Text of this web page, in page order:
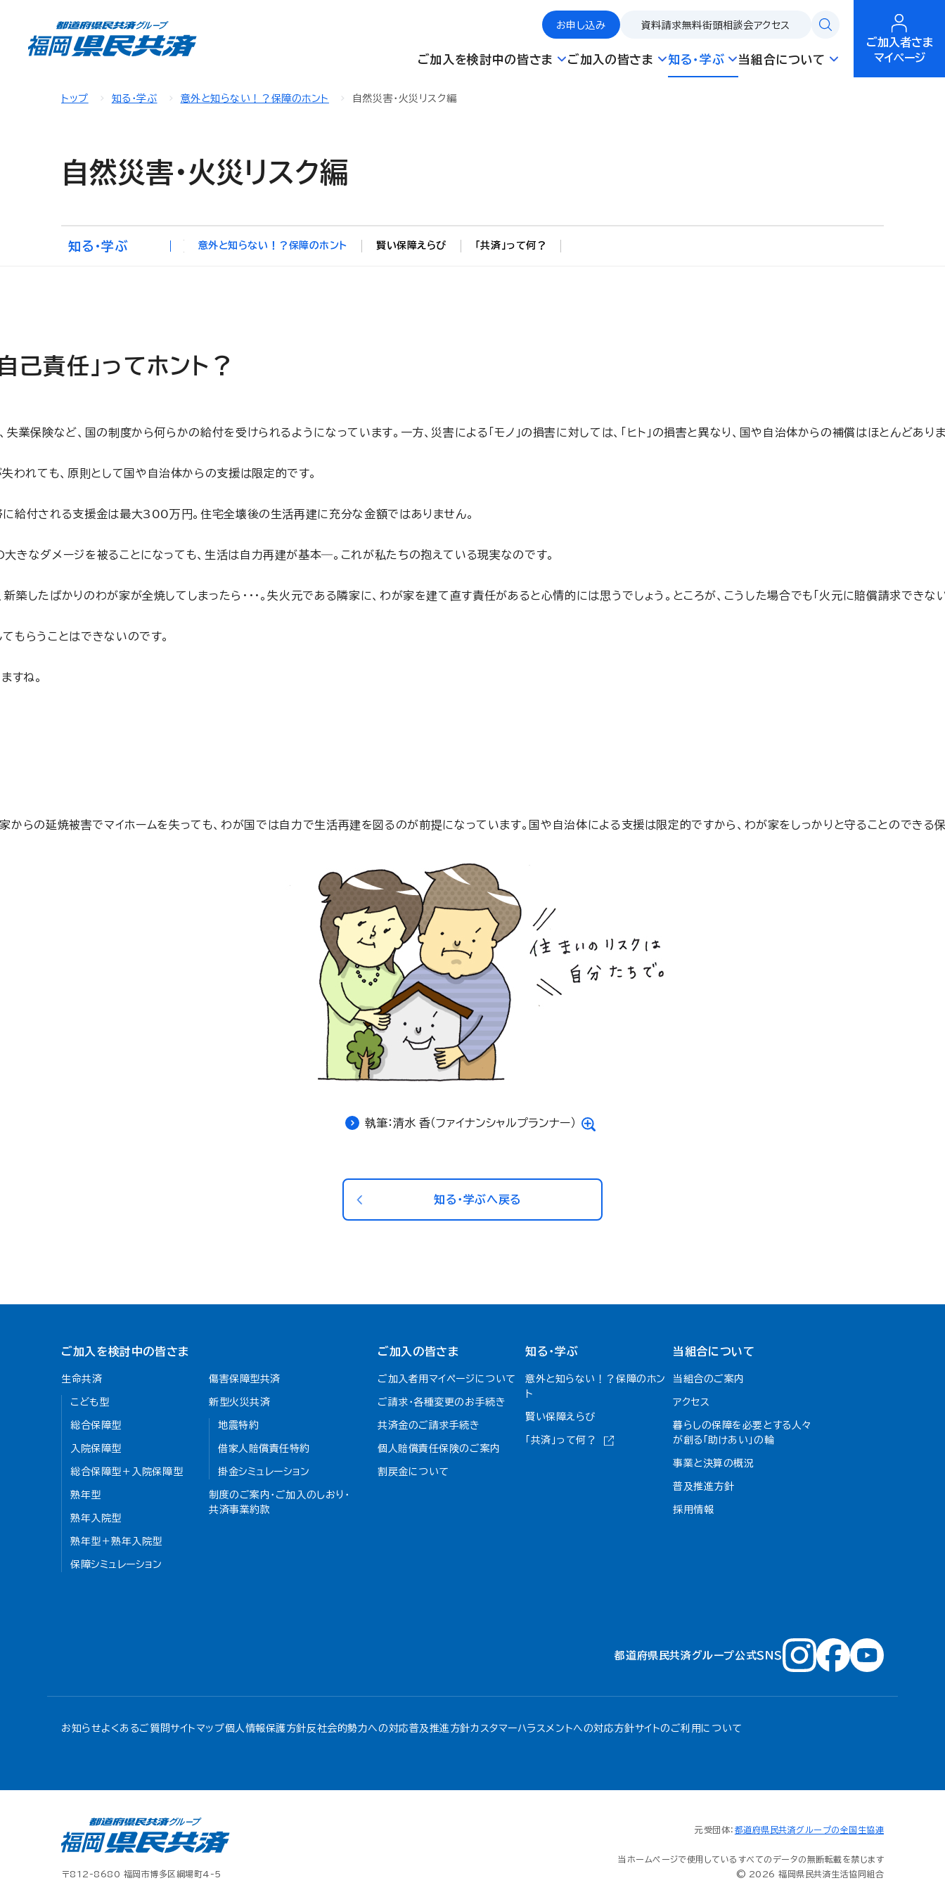
お申し込み 資料請求無料街頭相談会アクセス
ご加入を検討中の皆さま ご加入の皆さま 知る・学ぶ 当組合について
ご加入者さま
マイページ
トップ 知る・学ぶ 意外と知らない！？保障のホント 自然災害・火災リスク編
自然災害・火災リスク編
知る・学ぶ 意外と知らない！？保障のホント 賢い保障えらび 「共済」って何？
己責任」ってホント？
業保険など、国の制度から何らかの給付を受けられるようになっています。一方、災害による「モノ」の損害に対しては、「ヒト」の損害と異なり、国や自治体からの補償はほとんどあり
れても、原則として国や自治体からの支援は限定的です。
給付される支援金は最大300万円。住宅全壊後の生活再建に充分な金額ではありません。
きなダメージを被ることになっても、生活は自力再建が基本―。これが私たちの抱えている現実なのです。
したばかりのわが家が全焼してしまったら・・・。失火元である隣家に、わが家を建て直す責任があると心情的には思うでしょう。ところが、こうした場合でも「火元に賠償請求でき
もらうことはできないのです。
すね。
からの延焼被害でマイホームを失っても、わが国では自力で生活再建を図るのが前提になっています。国や自治体による支援は限定的ですから、わが家をしっかりと守ることのできる保
執筆：清水 香（ファイナンシャルプランナー）
知る・学ぶへ戻る
ご加入を検討中の皆さま
生命共済
こども型
総合保障型
入院保障型
総合保障型＋入院保障型
熟年型
熟年入院型
熟年型＋熟年入院型
保障シミュレーション
傷害保障型共済
新型火災共済
地震特約
借家人賠償責任特約
掛金シミュレーション
制度のご案内・ご加入のしおり・
共済事業約款
ご加入の皆さま
ご加入者用マイページについて
ご請求・各種変更のお手続き
共済金のご請求手続き
個人賠償責任保険のご案内
割戻金について​
知る・学ぶ
意外と知らない！？保障のホン
ト
賢い保障えらび
「共済」って何？
当組合について
当組合のご案内
アクセス
暮らしの保障を必要とする人々
が創る「助けあい」の輪
事業と決算の概況
普及推進方針
採用情報
都道府県民共済グループ公式ＳＮＳ
お知らせよくあるご質問サイトマップ個人情報保護方針反社会的勢力への対応普及推進方針カスタマーハラスメントへの対応方針サイトのご利用について
〒812-8680 福岡市博多区綱場町4-5
元受団体： 都道府県民共済グループの全国生協連
当ホームページで使用しているすべてのデータの無断転載を禁じます
© 2026 福岡県民共済生活協同組合